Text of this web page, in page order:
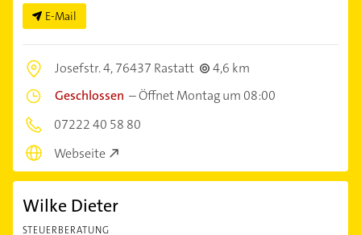
E-Mail
Josefstr. 4,76437 Rastatt
4,6 km
Geschlossen –Öffnet Montag um 08:00
07222 40 58 80
Webseite
Wilke Dieter
STEUERBERATUNG